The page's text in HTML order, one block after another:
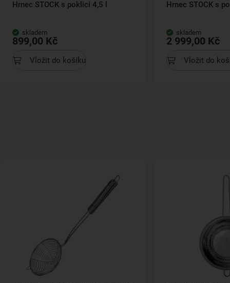
Hrnec STOCK s poklicí 4,5 l
skladem
899,00 Kč
Vložit do košíku
Hrnec STOCK s
skladem
2 999,00 Kč
Vložit do